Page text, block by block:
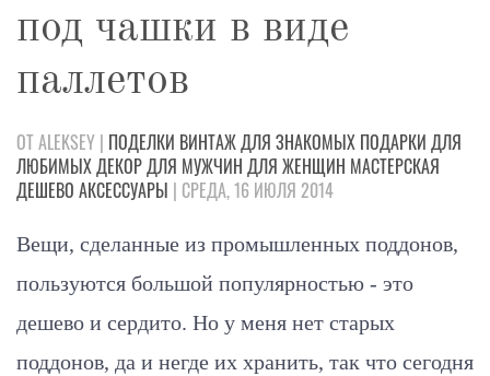
под чашки в виде
паллетов
ОТ ALEKSEY | ПОДЕЛКИ ВИНТАЖДЛЯ ЗНАКОМЫХ ПОДАРКИ ДЛЯ
ЛЮБИМЫХДЕКОРДЛЯ МУЖЧИН ДЛЯ ЖЕНЩИН МАСТЕРСКАЯ
ДЕШЕВО АКСЕССУАРЫ | СРЕДА, 16 ИЮЛЯ 2014
Вещи, сделанные из промышленных поддонов,
пользуются большой популярностью - это
дешево и сердито. Но у меня нет старых
поддонов, да и негде их хранить, так что сегодня